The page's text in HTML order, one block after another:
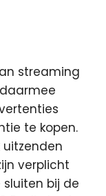
streaming
te kopen.
uitzenden
verplicht
bij de